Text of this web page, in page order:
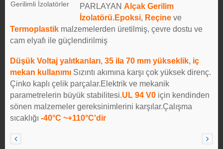
Gerilimli İzolatörler
PARLAYAN Alçak Gerilim
İzolatörü. Epoksi, Reçine ve
Termoplastik malzemelerden üretilmiş, çevre dostu ve
cam elyafı ile güçlendirilmiş
Düşük Voltaj yalıtkanları, 35 ila 70 mm yükseklik, iç
mekan kullanımı Sızıntı akımına karşı çok yüksek direnç.
Çinko kaplı çelik parçalar.Elektrik ve mekanik
parametrelerin büyük stabilitesi.UL 94 V0 için kendinden
sönen malzemeler gereksinimlerini karşılar.Çalışma
sıcaklığı -40°C ~+110°C'dir